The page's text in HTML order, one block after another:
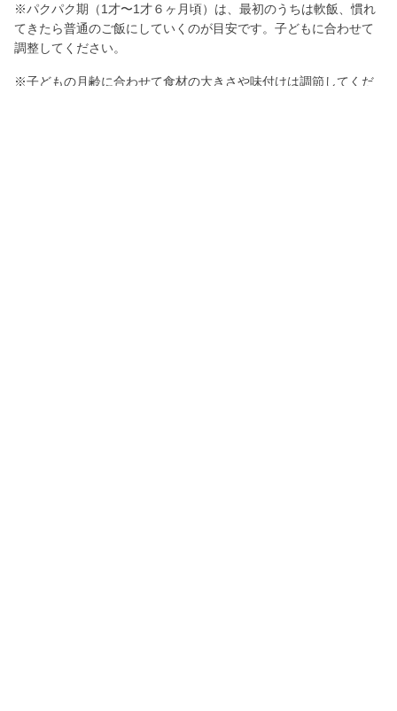
※パクパク期（1才〜1才６ヶ月頃）は、最初のうちは軟飯、慣れ
てきたら普通のご飯にしていくのが目安です。子どもに合わせて
調整してください。
※子どもの月齢に合わせて食材の大きさや味付けは調節してくだ